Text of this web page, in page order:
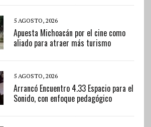
5 AGOSTO, 2026
Apuesta Michoacán por el cine como
aliado para atraer más turismo
5 AGOSTO, 2026
Arrancó Encuentro 4.33 Espacio para el
Sonido, con enfoque pedagógico